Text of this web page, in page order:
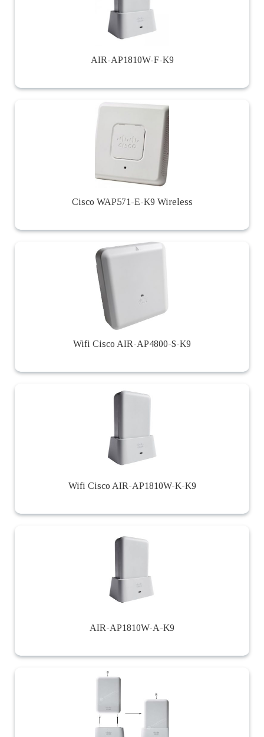
AIR-AP1810W-F-K9
Cisco WAP571-E-K9 Wireless
Wifi Cisco AIR-AP4800-S-K9
Wifi Cisco AIR-AP1810W-K-K9
AIR-AP1810W-A-K9